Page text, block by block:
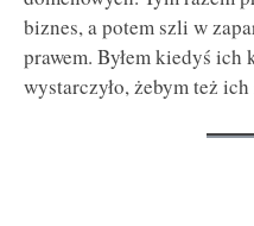
biznes, a potem szli w
prawem. Byłem kiedyś ich
wystarczyło, żebym też